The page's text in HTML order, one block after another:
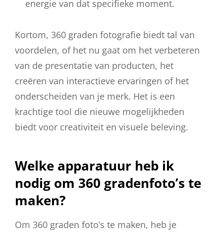
energie van dat specifieke moment.
Kortom, 360 graden fotografie biedt tal van
voordelen, of het nu gaat om het verbeteren
van de presentatie van producten, het
creëren van interactieve ervaringen of het
onderscheiden van je merk. Het is een
krachtige tool die nieuwe mogelijkheden
biedt voor creativiteit en visuele beleving.
Welke apparatuur heb ik
nodig om 360 gradenfoto’s te
maken?
Om 360 graden foto’s te maken, heb je